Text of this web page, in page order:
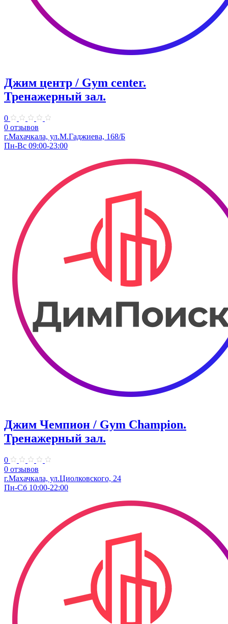
Джим центр / Gym center.
Тренажерный зал.
0
0 отзывов
г.Махачкала, ул.​М.Гаджиева, 168/Б
Пн-Вс 09:00-23:00
Джим Чемпион / Gym Champion.
Тренажерный зал.
0
0 отзывов
г.Махачкала​, ул.Циолковского, 24
Пн-Сб 10:00-22:00